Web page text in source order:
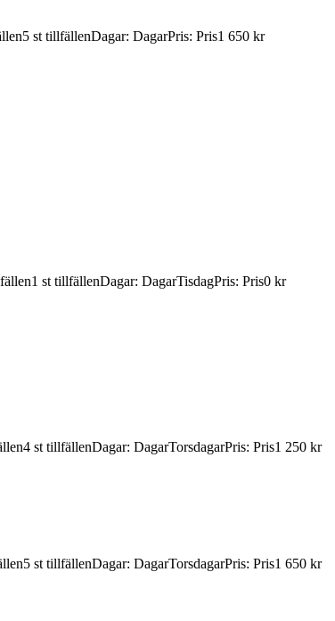
5 st tillfällenDagar: DagarPris: Pris1 650 kr
1 st tillfällenDagar: DagarTisdagPris: Pris0 kr
4 st tillfällenDagar: DagarTorsdagarPris: Pris1 250 kr
5 st tillfällenDagar: DagarTorsdagarPris: Pris1 650 kr